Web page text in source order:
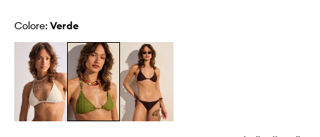
Colore: verde